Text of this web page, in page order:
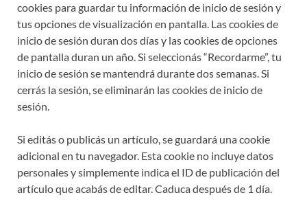
cookies para guardar tu información de inicio de sesión y
tus opciones de visualización en pantalla. Las cookies de
inicio de sesión duran dos días y las cookies de opciones
de pantalla duran un año. Si seleccionás “Recordarme”, tu
inicio de sesión se mantendrá durante dos semanas. Si
cerrás la sesión, se eliminarán las cookies de inicio de
sesión.
Si editás o publicás un artículo, se guardará una cookie
adicional en tu navegador. Esta cookie no incluye datos
personales y simplemente indica el ID de publicación del
artículo que acabás de editar. Caduca después de 1 día.